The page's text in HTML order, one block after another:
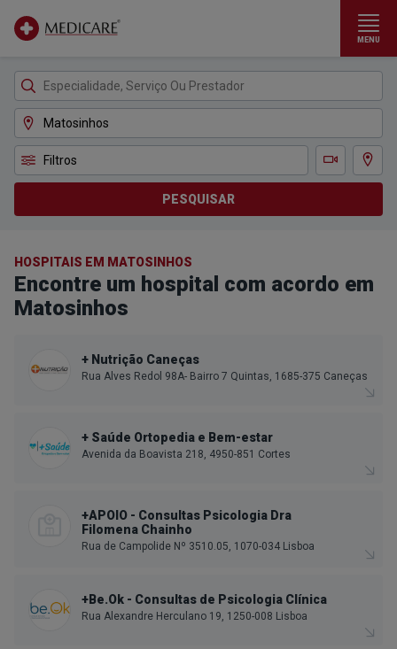
MENU
Filtros
Teleconsulta
Ver
PESQUISAR
HOSPITAIS EM MATOSINHOS
Encontre um hospital com acordo em
Matosinhos
+ Nutrição Caneças
Rua Alves Redol 98A- Bairro 7 Quintas, 1685-375 Caneças
+ Saúde Ortopedia e Bem-estar
Avenida da Boavista 218, 4950-851 Cortes
+APOIO - Consultas Psicologia Dra
Filomena Chainho
Rua de Campolide Nº 3510.05, 1070-034 Lisboa
+Be.Ok - Consultas de Psicologia Clínica
Rua Alexandre Herculano 19, 1250-008 Lisboa